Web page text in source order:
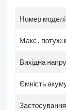
Номер
Макс.
Вихідна
Ємність